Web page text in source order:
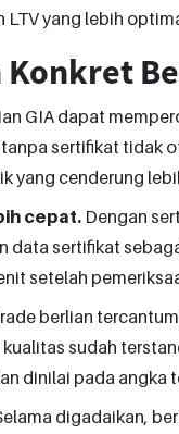
LTV yang lebih
GIA dapat
tanpa sertifikat
yang cenderung
cepat. Dengan
data sertifikat
setelah
berlian
sudah
dinilai pada angka
digadaikan,